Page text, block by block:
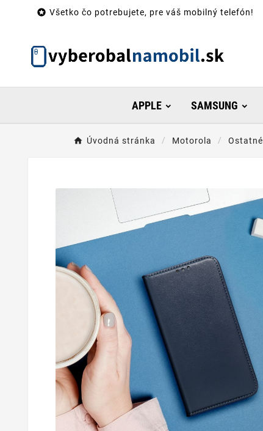
 Všetko čo potrebujete, pre váš mobilný telefón!
APPLE SAMSUNG
Úvodná stránka Motorola Ostatné